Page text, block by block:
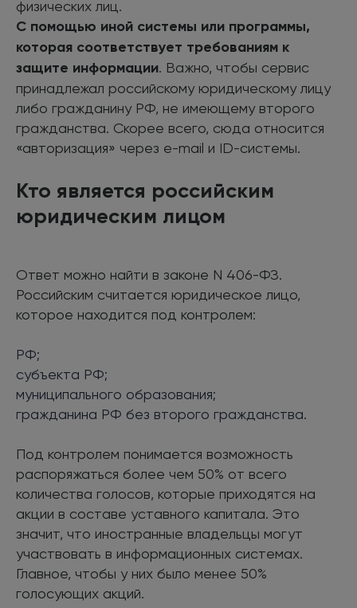
физических лиц.
С помощью иной системы или программы,
которая соответствует требованиям к
защите информации. Важно, чтобы сервис
принадлежал российскому юридическому лицу
либо гражданину РФ, не имеющему второго
гражданства. Скорее всего, сюда относится
«авторизация» через e-mail и ID-системы.
Кто является российским
юридическим лицом
Ответ можно найти в законе N 406-ФЗ.
Российским считается юридическое лицо,
которое находится под контролем:
РФ;
субъекта РФ;
муниципального образования;
гражданина РФ без второго гражданства.
Под контролем понимается возможность
распоряжаться более чем 50% от всего
количества голосов, которые приходятся на
акции в составе уставного капитала. Это
значит, что иностранные владельцы могут
участвовать в информационных системах.
Главное, чтобы у них было менее 50%
голосующих акций.